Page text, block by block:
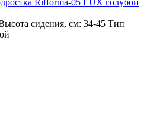
сидения, см: 34-45 Тип